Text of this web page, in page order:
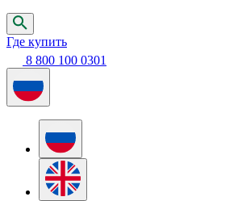
Где купить
8 800 100 0301